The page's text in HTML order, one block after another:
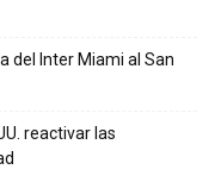
del Inter Miami al San
reactivar las